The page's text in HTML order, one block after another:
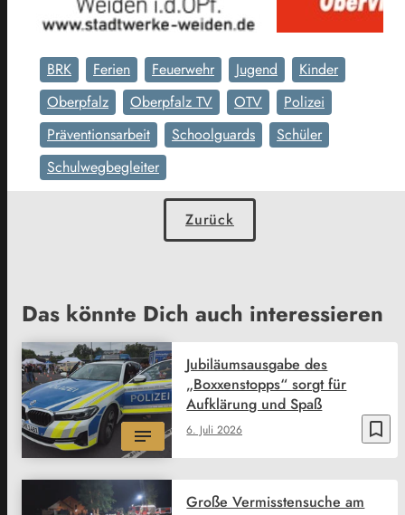
BRK Ferien Feuerwehr Jugend
Kinder
Oberpfalz
Oberpfalz TV OTV
Polizei
Präventionsarbeit
Schoolguards
Schüler
Schulwegbegleiter
Zurück
Das könnte Dich auch interessieren
bookmark_border
6. Juli 2026
Jubiläumsausgabe des
„Boxxenstopps“ sorgt für
Aufklärung und Spaß
Große Vermisstensuche am